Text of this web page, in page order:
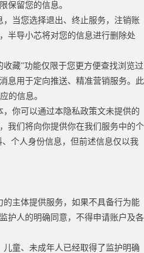
保留您的信息。
当您选择退出、终止服务，注销账
半导小芯将对您的信息进行删除处
收藏”功能仅限于您更方便查找浏览过
息用于定向推送、精准营销服务。此
的信息。
你可以通过本隐私政策文未提供的
我们将向你提供你在我们服务中的个
个人身份信息，但前述信息仅以我
主体提供服务，如果不具备行为能
护人的明确同意，不得申请账户及各
童、未成年人已经取得了监护明确